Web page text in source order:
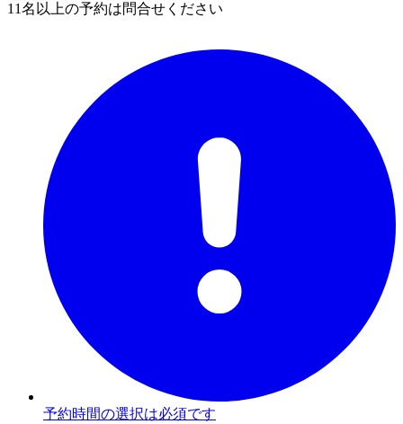
11名以上の予約は問合せください
予約時間の選択は必須です